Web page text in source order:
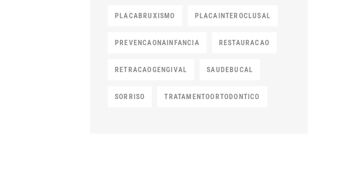
PLACABRUXISMO PLACAINTEROCLUSAL
PREVENCAONAINFANCIA RESTAURACAO
RETRACAOGENGIVAL SAUDEBUCAL
SORRISO TRATAMENTOORTODONTICO